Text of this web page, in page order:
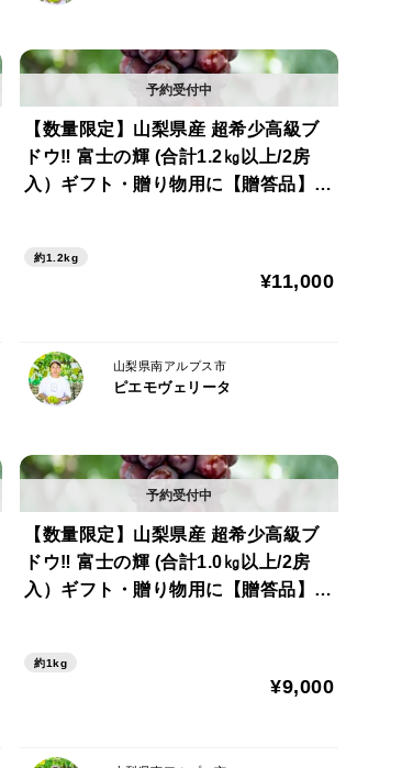
ど各種熨斗のご用意いたします。
の場合はおつけいたしません。
いただきます
【数量限定】山梨県産 超希少高級ブ
ドウ‼ 富士の輝 (合計1.2㎏以上/2房
入）ギフト・贈り物用に【贈答品】
約1.2kg
¥11,000
山梨県南アルプス市
ピエモヴェリータ
【数量限定】山梨県産 超希少高級ブ
ドウ‼ 富士の輝 (合計1.0㎏以上/2房
入）ギフト・贈り物用に【贈答品】
約1kg
¥9,000